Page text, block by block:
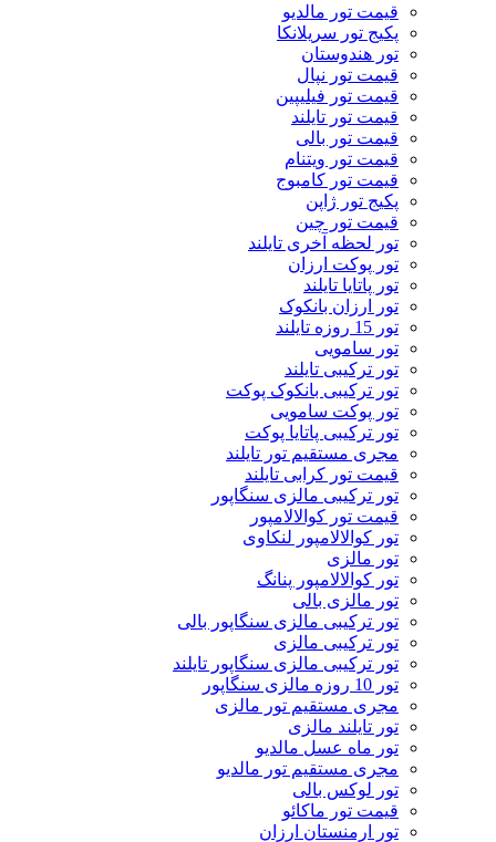
قیمت تور مالدیو
پکیج تور سریلانکا
تور هندوستان
قیمت تور نپال
قیمت تور فیلیپین
قیمت تور تایلند
قیمت تور بالی
قیمت تور ویتنام
قیمت تور کامبوج
پکیج تور ژاپن
قیمت تور چین
تور لحظه آخری تایلند
تور پوکت ارزان
تور پاتايا تايلند
تور ارزان بانکوک
تور 15 روزه تایلند
تور سامویی
تور ترکیبی تایلند
تور ترکیبی بانکوک پوکت
تور پوکت سامویی
تور ترکیبی پاتایا پوکت
مجری مستقیم تور تایلند
قیمت تور کرابی تایلند
تور ترکیبی مالزی سنگاپور
قیمت تور کوالالامپور
تور کوالالامپور لنکاوی
تور مالزی
تور کوالالامپور پنانگ
تور مالزی بالی
تور ترکیبی مالزی سنگاپور بالی
تور ترکیبی مالزی
تور ترکیبی مالزی سنگاپور تایلند
تور 10 روزه مالزی سنگاپور
مجری مستقیم تور مالزی
تور تایلند مالزی
تور ماه عسل مالدیو
مجری مستقیم تور مالدیو
تور لوکس بالی
قیمت تور ماکائو
تور ارمنستان ارزان